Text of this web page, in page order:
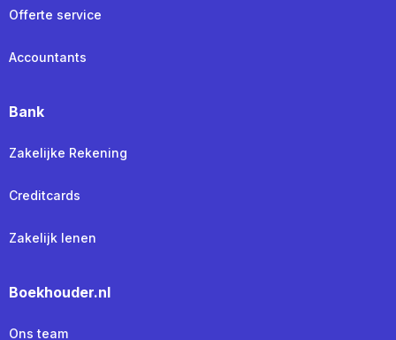
Offerte service
Accountants
Bank
Zakelijke Rekening
Creditcards
Zakelijk lenen
Boekhouder.nl
Ons team